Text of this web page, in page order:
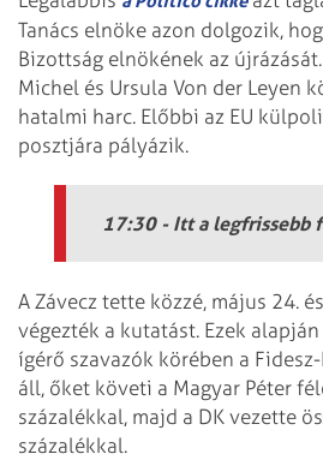
Tanács elnöke azon dolgozik,
Bizottság elnökének az
Michel és Ursula Von der Leyen
hatalmi harc. Előbbi az EU
posztjára pályázik.
17:30 - Itt a legfrissebb
A Závecz tette közzé, május 24.
végezték a kutatást. Ezek
ígérő szavazók körében a
áll, őket követi a Magyar Péter
százalékkal, majd a DK vezette
százalékkal.